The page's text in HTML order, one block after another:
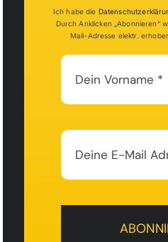
Ich habe die
Durch Anklicken „Abonnieren“
Mail-Adresse elektr.
Sie sehen gerade
vonHubSpot. Um
Inhalt zuzugreifen,
Inhalt